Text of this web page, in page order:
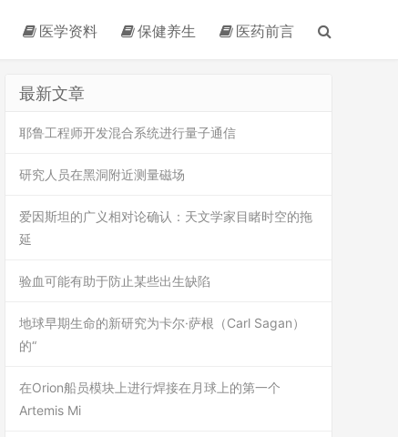
医学资料 保健养生 医药前言
最新文章
耶鲁工程师开发混合系统进行量子通信
研究人员在黑洞附近测量磁场
爱因斯坦的广义相对论确认：天文学家目睹时空的拖
延
验血可能有助于防止某些出生缺陷
地球早期生命的新研究为卡尔·萨根（Carl Sagan）
的“
在Orion船员模块上进行焊接在月球上的第一个
Artemis Mi